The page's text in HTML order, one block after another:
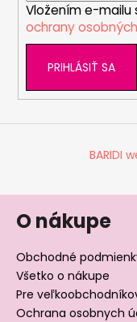
Vložením e-mailu
ochrany
PRIHLÁSIŤ SA
BARIDI
O nákupe
Obchodné
Všetko o nákupe
Pre
Ochrana osobnych